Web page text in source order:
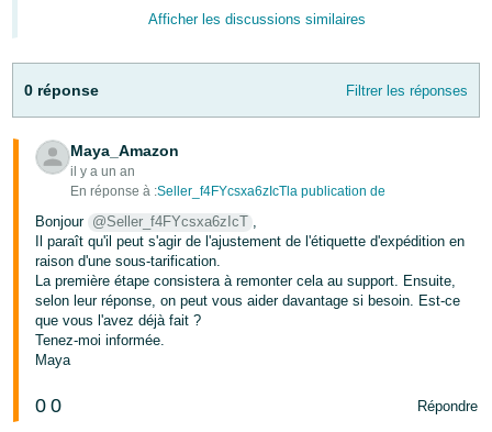
Afficher les discussions similaires
0 réponse Filtrer les réponses
Maya_Amazon
il y a un an
En réponse à :Seller_f4FYcsxa6zIcTla publication de
Bonjour @Seller_f4FYcsxa6zIcT ,
Il paraît qu'il peut s'agir de l'ajustement de l'étiquette d'expédition en
raison d'une sous-tarification.
La première étape consistera à remonter cela au support. Ensuite,
selon leur réponse, on peut vous aider davantage si besoin. Est-ce
que vous l'avez déjà fait ?
Tenez-moi informée.
Maya
0 0 Répondre